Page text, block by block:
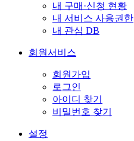
내 구매·신청 현황
내 서비스 사용권한
내 관심 DB
회원서비스
회원가입
로그인
아이디 찾기
비밀번호 찾기
설정